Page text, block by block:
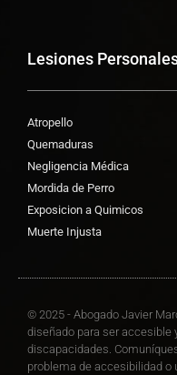
Lesiones
Atropello
Quemaduras
Negligencia Médica
Mordida de Perro
Exposicion a Quimicos
Muerte Injusta
© 2025 - Abogado Javier
diseñado para ser accesible
discapacidades.
problema de accesibilidad o